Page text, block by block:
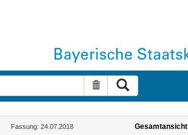
Suche zurücksetzen
Fassung: 24.07.2018 Gesamtansicht